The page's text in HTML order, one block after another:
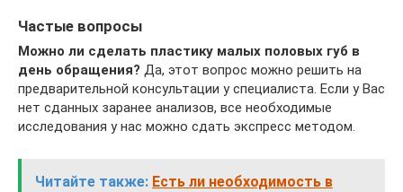
Частые вопросы
Можно ли сделать пластику малых половых губ в
день обращения? Да, этот вопрос можно решить на
предварительной консультации у специалиста. Если у Вас
нет сданных заранее анализов, все необходимые
исследования у нас можно сдать экспресс методом.
Читайте также: Есть ли необходимость в